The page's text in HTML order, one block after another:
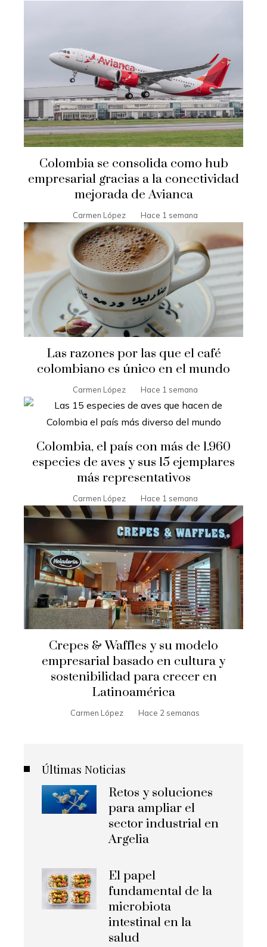
Colombia se consolida como hub
empresarial gracias a la conectividad
mejorada de Avianca
Carmen López Hace 1 semana
Las razones por las que el café
colombiano es único en el mundo
Carmen López Hace 1 semana
Colombia, el país con más de 1.960
especies de aves y sus 15 ejemplares
más representativos
Carmen López Hace 1 semana
Crepes & Waffles y su modelo
empresarial basado en cultura y
sostenibilidad para crecer en
Latinoamérica
Carmen López Hace 2 semanas
Últimas Noticias
Retos y soluciones
para ampliar el
sector industrial en
Argelia
El papel
fundamental de la
microbiota
intestinal en la
salud